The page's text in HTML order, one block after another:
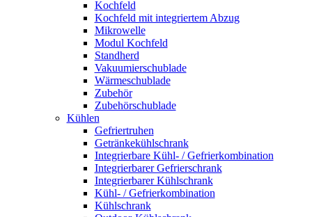
Kochfeld
Kochfeld mit integriertem Abzug
Mikrowelle
Modul Kochfeld
Standherd
Vakuumierschublade
Wärmeschublade
Zubehör
Zubehörschublade
Kühlen
Gefriertruhen
Getränkekühlschrank
Integrierbare Kühl- / Gefrierkombination
Integrierbarer Gefrierschrank
Integrierbarer Kühlschrank
Kühl- / Gefrierkombination
Kühlschrank